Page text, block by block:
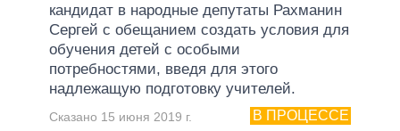
кандидат в народные депутаты Рахманин
Сергей с обещанием создать условия для
обучения детей с особыми
потребностями, введя для этого
надлежащую подготовку учителей.
В ПРОЦЕССЕ
Сказано 15 июня 2019 г.